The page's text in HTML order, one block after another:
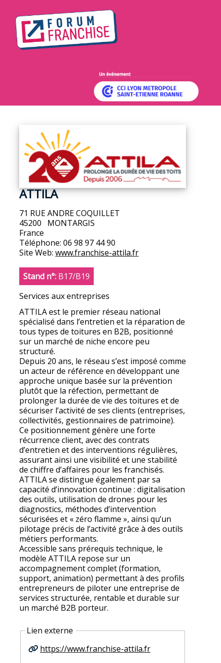
ATTILA
71 RUE ANDRE COQUILLET
45200
MONTARGIS
France
Téléphone: 06 98 97 44 90
Site Web: www.franchise-attila.fr
Stand n°: B17/B19
Services aux entreprises
ATTILA est le premier réseau national
spécialisé dans l’entretien et la réparation de
tous types de toitures en B2B, positionné
sur un marché de niche encore peu
structuré.
Depuis 20 ans, le réseau s’est imposé comme
un acteur de référence en développant une
approche unique basée sur la prévention
plutôt que la réfection, permettant de
prolonger la durée de vie des toitures et de
sécuriser l’activité de ses clients (entreprises,
collectivités, gestionnaires de patrimoine).
Ce positionnement génère une forte
récurrence client, avec des contrats
d’entretien et des interventions régulières,
assurant ainsi une visibilité et une stabilité
de chiffre d’affaires pour les franchisés.
ATTILA se distingue également par sa
capacité d’innovation continue : digitalisation
des outils, utilisation de drones pour les
diagnostics, méthodes d’intervention
sécurisées et « zéro flamme », ainsi qu’un
pilotage précis de l’activité grâce à des outils
métiers performants.
Accessible sans prérequis technique, le
modèle ATTILA repose sur un
accompagnement complet (formation,
support, animation) permettant à des profils
entrepreneurs de piloter une entreprise de
services structurée, rentable et durable sur
un marché B2B porteur.
Lien externe
https://www.franchise-attila.fr